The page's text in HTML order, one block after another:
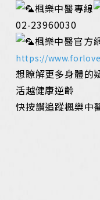
楓樂中醫專線
02-23960030
楓樂中醫官方
https://
想瞭解更多身體的
活越健康逆齡
快按讚追蹤楓樂中